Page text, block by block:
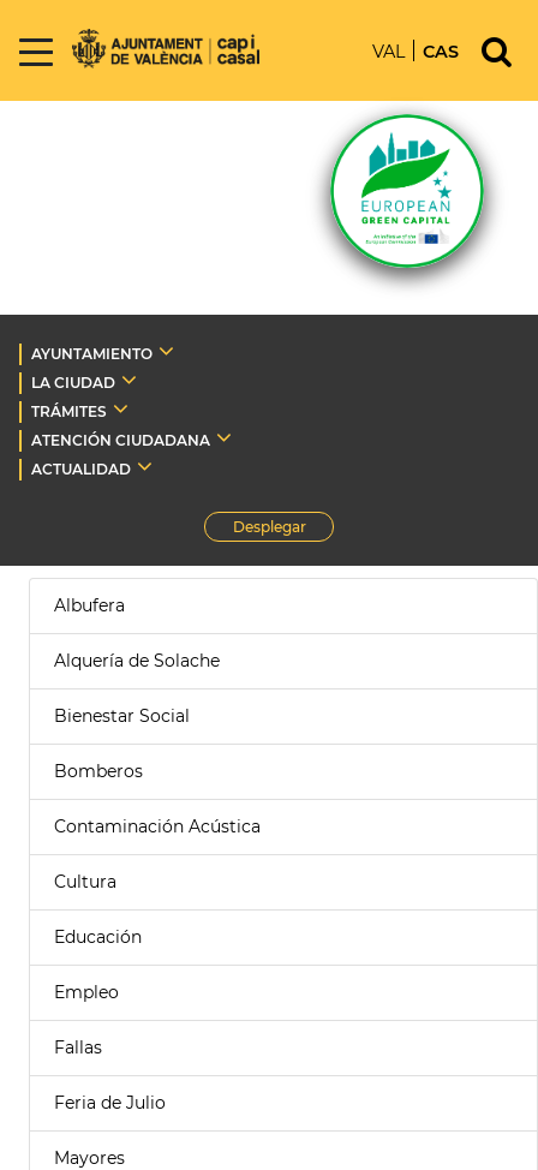
VAL CAS
AYUNTAMIENTO
LA CIUDAD
TRÁMITES
ATENCIÓN CIUDADANA
ACTUALIDAD
Desplegar
Albufera
Alquería de Solache
Bienestar Social
Bomberos
Contaminación Acústica
Cultura
Educación
Empleo
Fallas
Feria de Julio
Mayores